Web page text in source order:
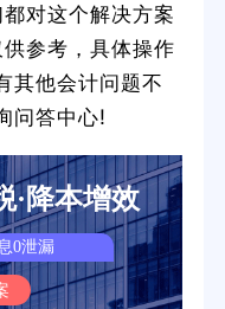
对这个解决方案
参考，具体操作
其他会计问题不
问答中心!
·降本增效
0泄漏